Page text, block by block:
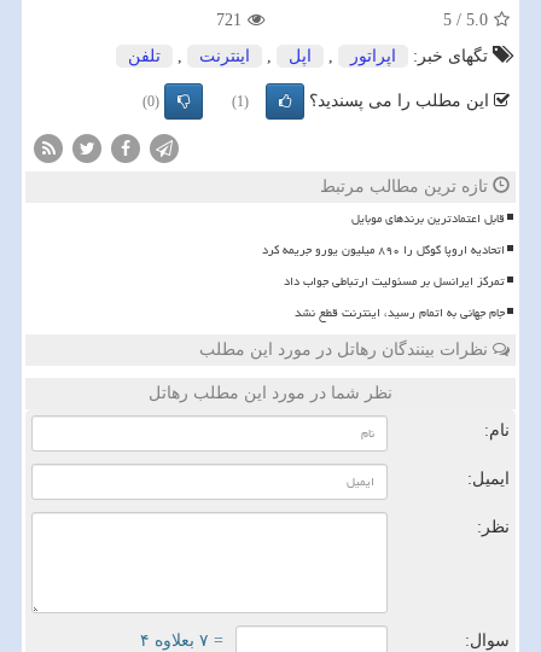
5.0
/
5
721
تگهای خبر:
اپراتور , اپل , اینترنت , تلفن
این مطلب را می پسندید؟ (1)
(0)
تازه ترین مطالب مرتبط
قابل اعتمادترین برندهای موبایل
اتحادیه اروپا گوگل را ۸۹۰ میلیون یورو جریمه کرد
تمرکز ایرانسل بر مسئولیت ارتباطی جواب داد
️جام جهانی به اتمام رسید، اینترنت قطع نشد
نظرات بینندگان رهاتل در مورد این مطلب
نظر شما در مورد این مطلب رهاتل
نام:
ایمیل:
نظر:
سوال: = ۷ بعلاوه ۴